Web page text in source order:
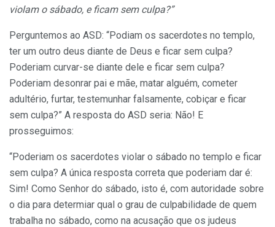
violam o sábado, e ficam sem culpa?”
Perguntemos ao ASD: “Podiam os sacerdotes no templo,
ter um outro deus diante de Deus e ficar sem culpa?
Poderiam curvar-se diante dele e ficar sem culpa?
Poderiam desonrar pai e mãe, matar alguém, cometer
adultério, furtar, testemunhar falsamente, cobiçar e ficar
sem culpa?” A resposta do ASD seria: Não! E
prosseguimos:
“Poderiam os sacerdotes violar o sábado no templo e ficar
sem culpa? A única resposta correta que poderiam dar é:
Sim! Como Senhor do sábado, isto é, com autoridade sobre
o dia para determiar qual o grau de culpabilidade de quem
trabalha no sábado, como na acusação que os judeus